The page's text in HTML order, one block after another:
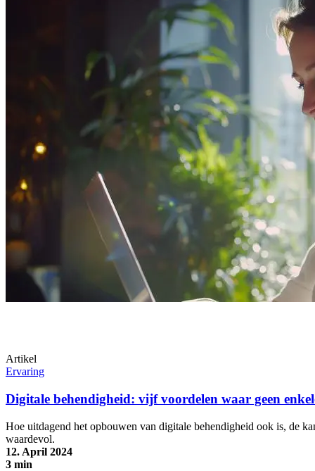
Artikel
Ervaring
Digitale behendigheid: vijf voordelen waar geen
Hoe uitdagend het opbouwen van digitale behendigheid ook is, de
waardevol.
12. April 2024
3 min